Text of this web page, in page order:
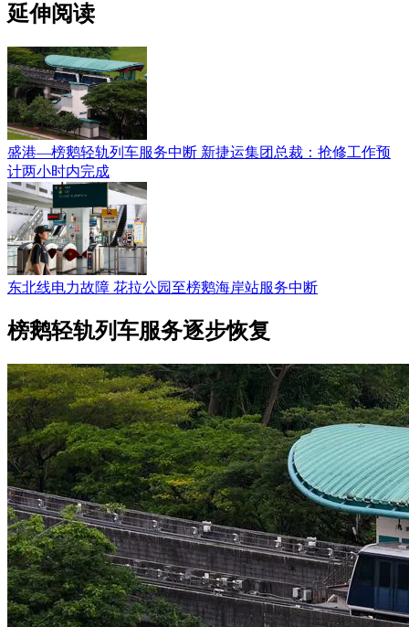
延伸阅读
盛港—榜鹅轻轨列车服务中断 新捷运集团总裁：抢修工作预
计两小时内完成
东北线电力故障 花拉公园至榜鹅海岸站服务中断
榜鹅轻轨列车服务逐步恢复